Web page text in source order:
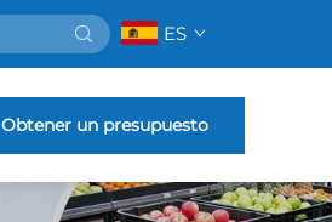
ES
Obtener un presupuesto